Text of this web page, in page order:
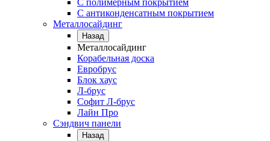
С полимерным покрытием
С антиконденсатным покрытием
Металлосайдинг
Назад
Металлосайдинг
Корабельная доска
Евробрус
Блок хаус
Л-брус
Софит Л-брус
Лайн Про
Сэндвич панели
Назад